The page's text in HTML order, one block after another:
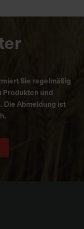
Sie regelmäßig
Produkten und
Die Abmeldung ist